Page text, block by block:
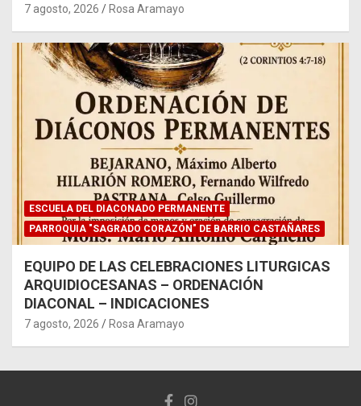
7 agosto, 2026 Rosa Aramayo
ESCUELA DEL DIACONADO PERMANENTE
PARROQUIA "SAGRADO CORAZÓN" DE BARRIO CASTAÑARES
EQUIPO DE LAS CELEBRACIONES LITURGICAS
ARQUIDIOCESANAS – ORDENACIÓN
DIACONAL – INDICACIONES
7 agosto, 2026 Rosa Aramayo